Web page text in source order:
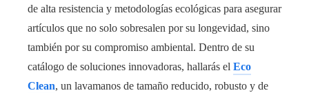
de alta resistencia y metodologías ecológicas para asegurar
artículos que no solo sobresalen por su longevidad, sino
también por su compromiso ambiental. Dentro de su
catálogo de soluciones innovadoras, hallarás el Eco
Clean, un lavamanos de tamaño reducido, robusto y de